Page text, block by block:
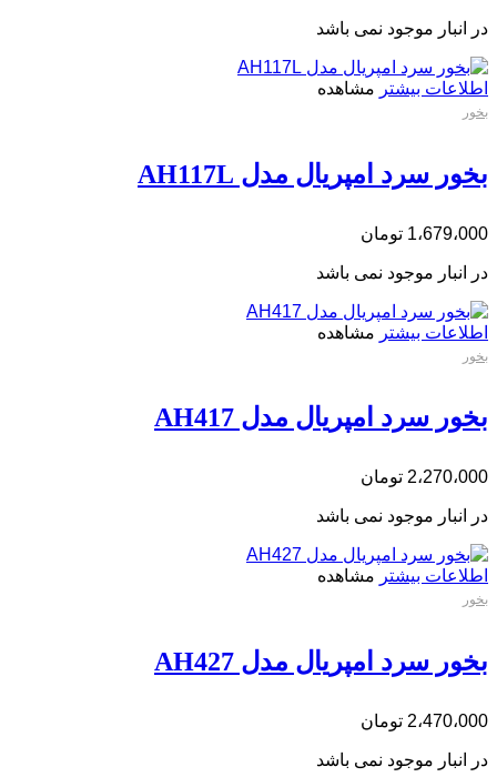
در انبار موجود نمی باشد
اطلاعات بیشتر مشاهده
بخور
بخور سرد امپریال مدل AH117L
1،679،000 تومان
در انبار موجود نمی باشد
اطلاعات بیشتر مشاهده
بخور
بخور سرد امپریال مدل AH417
2،270،000 تومان
در انبار موجود نمی باشد
اطلاعات بیشتر مشاهده
بخور
بخور سرد امپریال مدل AH427
2،470،000 تومان
در انبار موجود نمی باشد